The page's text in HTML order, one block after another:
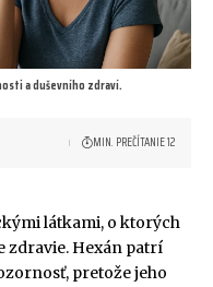
a duševního zdraví.
MIN. PREČÍTANIE 12
látkami, o ktorých
zdravie. Hexán patrí
pretože jeho